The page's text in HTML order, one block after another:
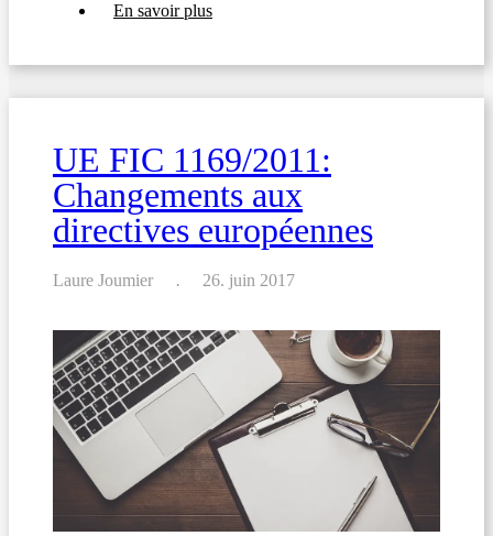
En savoir plus
des
alimentaires
UE FIC 1169/2011:
Changements aux
directives européennes
Laure Joumier 26. juin 2017